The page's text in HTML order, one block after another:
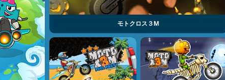
モトクロス３M